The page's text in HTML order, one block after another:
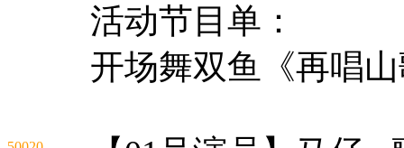
活动节目单：
开场舞双鱼